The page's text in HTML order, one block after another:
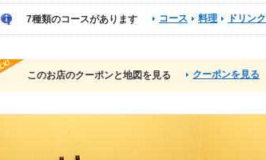
7種類のコースがあります コース 料理 ドリンク
このお店のクーポンと地図を見る クーポンを見る